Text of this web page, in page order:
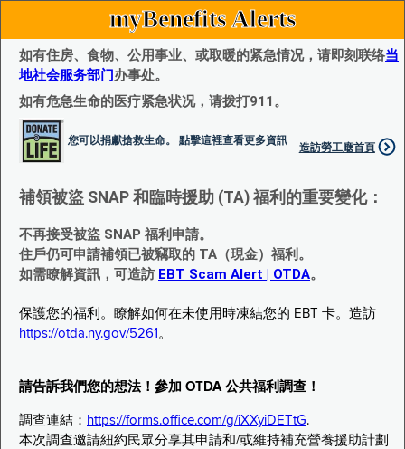
myBenefits Alerts
如有住房、食物、公用事业、或取暖的紧急情况，请即刻联络当
地社会服务部门办事处。
如有危急生命的医疗紧急状况，请拨打911。
您可以捐獻搶救生命。 點擊這裡查看更多資訊
造訪勞工廰首頁
補領被盜 SNAP 和臨時援助 (TA) 福利的重要變化：
不再接受被盜 SNAP 福利申請。
住戶仍可申請補領已被竊取的 TA（現金）福利。
如需瞭解資訊，可造訪 EBT Scam Alert | OTDA。
保護您的福利。瞭解如何在未使用時凍結您的 EBT 卡。造訪
https://otda.ny.gov/5261 。
請告訴我們您的想法！參加 OTDA 公共福利調查！
調查連結： https://forms.office.com/g/iXXyiDETtG.
本次調查邀請紐約民眾分享其申請和/或維持補充營養援助計劃